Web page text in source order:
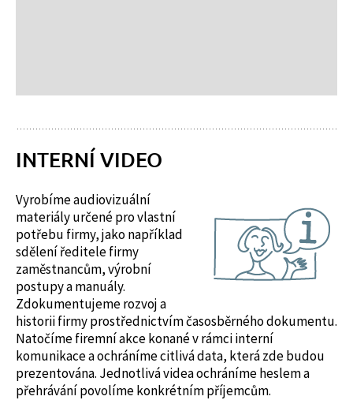
INTERNÍ VIDEO
Vyrobíme audiovizuální
materiály určené pro vlastní
potřebu firmy, jako například
sdělení ředitele firmy
zaměstnancům, výrobní
postupy a manuály.
Zdokumentujeme rozvoj a
historii firmy prostřednictvím časosběrného dokumentu.
Natočíme firemní akce konané v rámci interní
komunikace a ochráníme citlivá data, která zde budou
prezentována. Jednotlivá videa ochráníme heslem a
přehrávání povolíme konkrétním příjemcům.